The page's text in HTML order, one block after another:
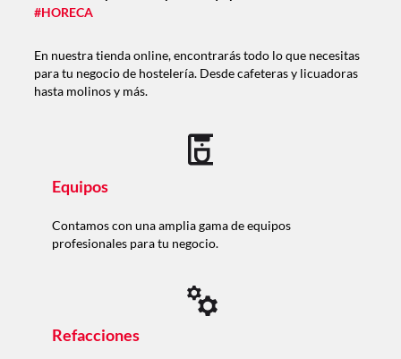
#HORECA
En nuestra tienda online, encontrarás todo lo que necesitas
para tu negocio de hostelería. Desde cafeteras y licuadoras
hasta molinos y más.
Equipos
Contamos con una amplia gama de equipos
profesionales para tu negocio.
Refacciones